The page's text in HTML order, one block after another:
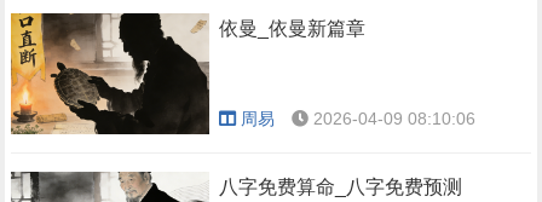
依曼_依曼新篇章
周易 2026-04-09 08:10:06
八字免费算命_八字免费预测